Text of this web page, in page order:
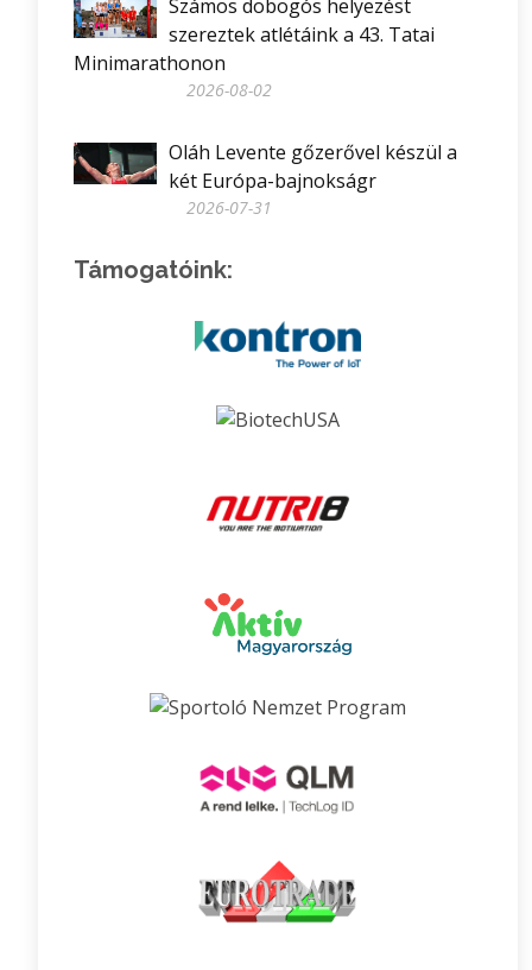
Számos dobogós helyezést
szereztek atlétáink a 43. Tatai
Minimarathonon
2026-08-02
Oláh Levente gőzerővel készül a
két Európa-bajnokságr
2026-07-31
Támogatóink: